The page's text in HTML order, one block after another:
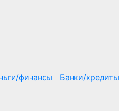
финансы Банки/кредиты